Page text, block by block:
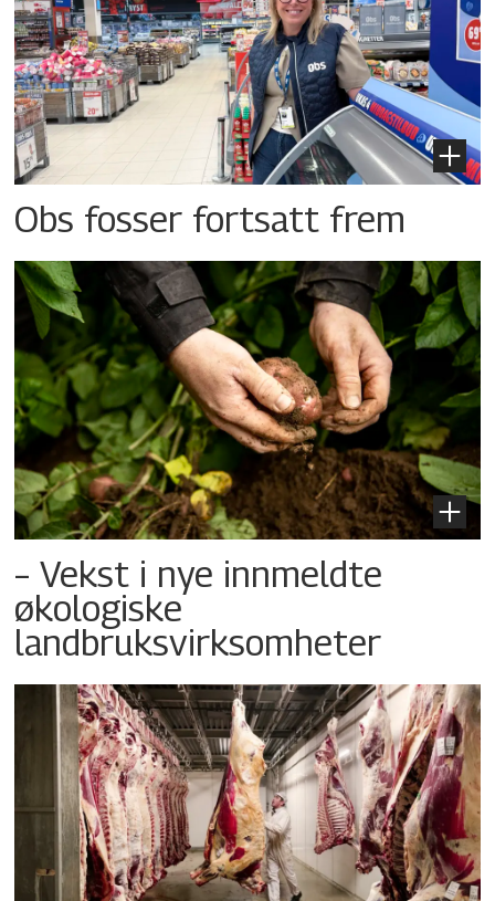
Obs fosser fortsatt frem
– Vekst i nye innmeldte
økologiske
landbruksvirksomheter